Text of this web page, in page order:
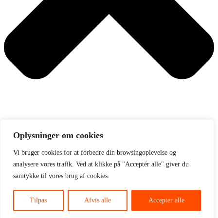
Oplysninger om cookies
Vi bruger cookies for at forbedre din browsingoplevelse og
analysere vores trafik. Ved at klikke på "Acceptér alle" giver du
samtykke til vores brug af cookies.
Tilpas Afvis alle Accepter alle
Søg
Få MMA-overblikket
I vores månedlige nyhedsbrev samler Fighting.dk op på de vigtigste
Din email
Tilmeld